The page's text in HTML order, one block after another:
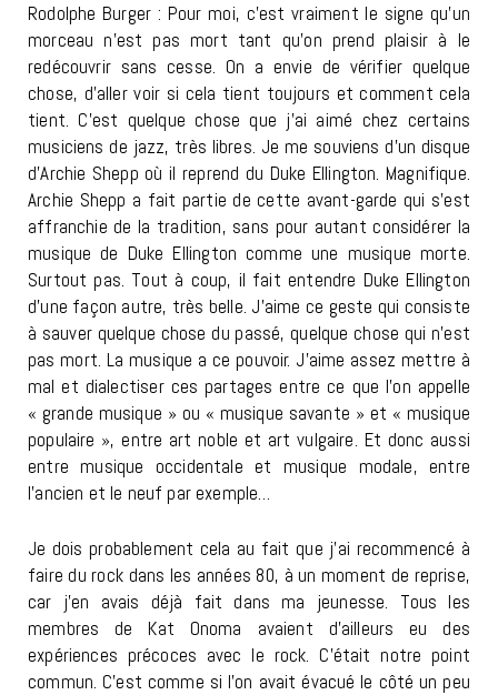
Rodolphe Burger : Pour moi, c’est vraiment le signe qu’un
morceau n’est pas mort tant qu’on prend plaisir à le
redécouvrir sans cesse. On a envie de vérifier quelque
chose, d’aller voir si cela tient toujours et comment cela
tient. C’est quelque chose que j’ai aimé chez certains
musiciens de jazz, très libres. Je me souviens d’un disque
d’Archie Shepp où il reprend du Duke Ellington. Magnifique.
Archie Shepp a fait partie de cette avant-garde qui s’est
affranchie de la tradition, sans pour autant considérer la
musique de Duke Ellington comme une musique morte.
Surtout pas. Tout à coup, il fait entendre Duke Ellington
d’une façon autre, très belle. J’aime ce geste qui consiste
à sauver quelque chose du passé, quelque chose qui n’est
pas mort. La musique a ce pouvoir. J’aime assez mettre à
mal et dialectiser ces partages entre ce que l’on appelle
« grande musique » ou « musique savante » et « musique
populaire », entre art noble et art vulgaire. Et donc aussi
entre musique occidentale et musique modale, entre
l’ancien et le neuf par exemple…
Je dois probablement cela au fait que j’ai recommencé à
faire du rock dans les années 80, à un moment de reprise,
car j’en avais déjà fait dans ma jeunesse. Tous les
membres de Kat Onoma avaient d’ailleurs eu des
expériences précoces avec le rock. C’était notre point
commun. C’est comme si l’on avait évacué le côté un peu